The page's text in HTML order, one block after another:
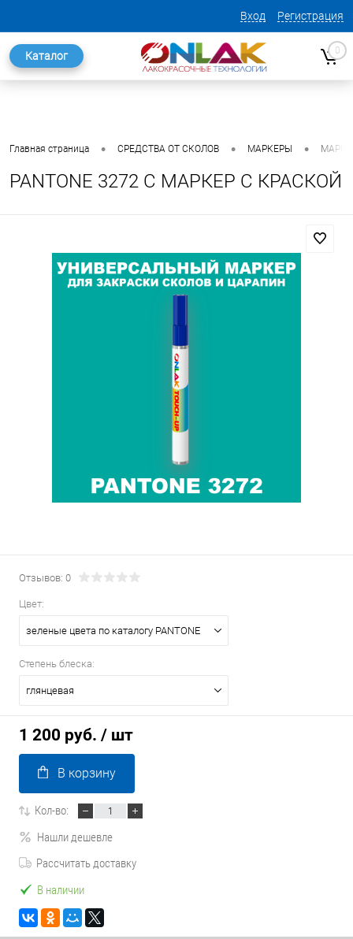
Вход Регистрация
Каталог 0
Главная страница • СРЕДСТВА ОТ СКОЛОВ • МАРКЕРЫ •
PANTONE 3272 C МАРКЕР С КРАСКОЙ
Отзывов: 0
Цвет:
зеленые цвета по каталогу PANTONE
Степень блеска:
глянцевая
1 200 руб. / шт
В корзину
Кол-во:
Нашли дешевле
Рассчитать доставку
В наличии